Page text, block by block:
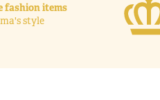
fashion items
style